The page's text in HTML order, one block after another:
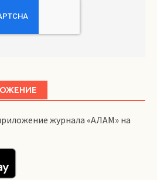
журнала «АЛАМ» на